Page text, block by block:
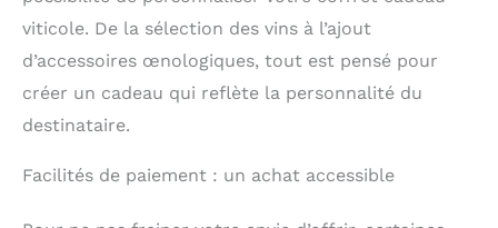
viticole. De la sélection des vins à l’ajout
d’accessoires œnologiques, tout est pensé pour
créer un cadeau qui reflète la personnalité du
destinataire.
Facilités de paiement : un achat accessible